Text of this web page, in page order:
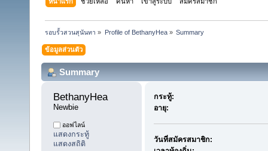
รอบรั้วสวนสุนันทา » Profile of BethanyHea» Summary
ข้อมูลส่วนตัว
Summary
BethanyHea
Newbie
ออฟไลน์
แสดงกระทู้
แสดงสถิติ
กระทู้:
อายุ:
วันที่สมัครสมาชิก: